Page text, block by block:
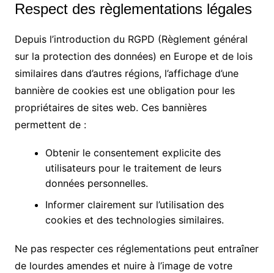
Respect des règlementations légales
Depuis l’introduction du RGPD (Règlement général
sur la protection des données) en Europe et de lois
similaires dans d’autres régions, l’affichage d’une
bannière de cookies est une obligation pour les
propriétaires de sites web. Ces bannières
permettent de :
Obtenir le consentement explicite des
utilisateurs pour le traitement de leurs
données personnelles.
Informer clairement sur l’utilisation des
cookies et des technologies similaires.
Ne pas respecter ces réglementations peut entraîner
de lourdes amendes et nuire à l’image de votre